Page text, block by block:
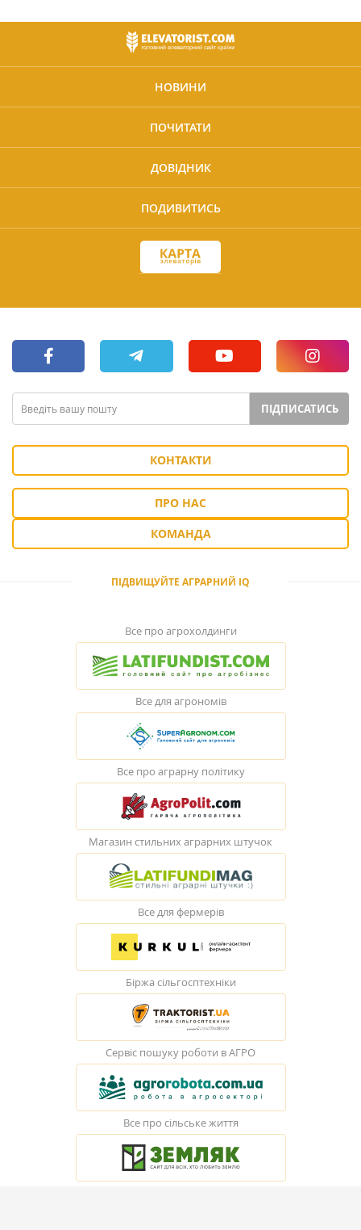
НОВИНИ
ПОЧИТАТИ
ДОВІДНИК
ПОДИВИТИСЬ
ПІДПИСАТИСЬ
КОНТАКТИ
ПРО НАС
КОМАНДА
ПІДВИЩУЙТЕ АГРАРНИЙ IQ
Все про агрохолдинги
Все для агрономів
Все про аграрну політику
Магазин стильних аграрних штучок
Все для фермерів
Біржа сільгосптехніки
Сервіс пошуку роботи в АГРО
Все про сільське життя